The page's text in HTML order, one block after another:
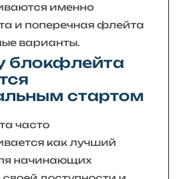
именно
и поперечная флейта
варианты.
блокфлейта
стартом
часто
как лучший
начинающих